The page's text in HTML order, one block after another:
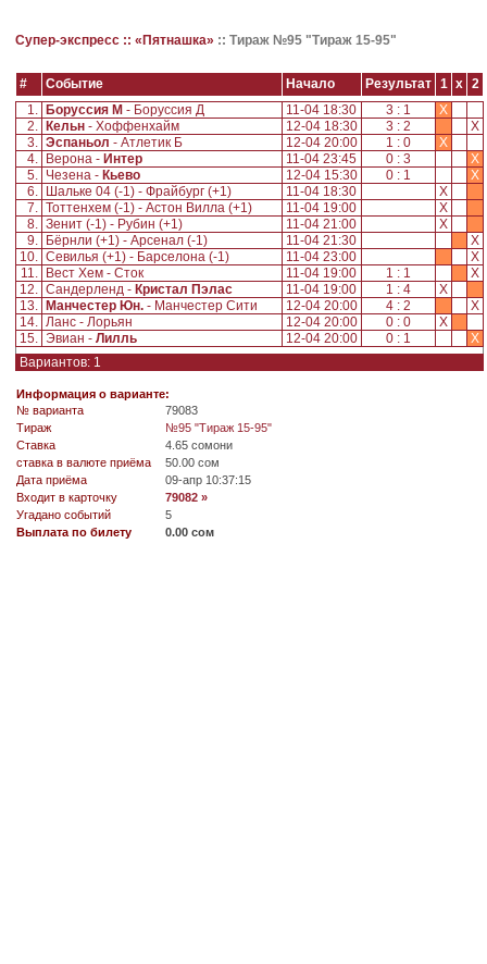
Супер-экспресс :: «Пятнашка» :: Тираж №95 "Тираж 15-95"
# Событие Начало Результат 1 x 2
1.
Боруссия М - Боруссия Д 11-04 18:30 3 : 1
X
2.
Кельн - Хоффенхайм 12-04 18:30 3 : 2
X
3. Эспаньол - Атлетик Б 12-04 20:00 1 : 0
X
4.
Верона - Интер 11-04 23:45 0 : 3
X
5. Чезена - Кьево 12-04 15:30 0 : 1
X
6.
Шальке 04 (-1) - Фрайбург (+1) 11-04 18:30
X
7. Тоттенхем (-1) - Астон Вилла (+1) 11-04 19:00
X
8. Зенит (-1) - Рубин (+1) 11-04 21:00
X
9.
Бёрнли (+1) - Арсенал (-1) 11-04 21:30
X
10. Севилья (+1) - Барселона (-1) 11-04 23:00
X
11.
Вест Хем - Сток 11-04 19:00 1 : 1
X
12. Сандерленд - Кристал Пэлас 11-04 19:00 1 : 4
X
13.
Манчестер Юн. - Манчестер Сити 12-04 20:00 4 : 2
X
14. Ланс - Лорьян 12-04 20:00 0 : 0
X
15. Эвиан - Лилль 12-04 20:00 0 : 1
X
Вариантов: 1
Информация о варианте:
№ варианта
79083
Tираж
№95 "Тираж 15-95"
Ставка
4.65 сомони
ставка в валюте приёма
50.00 сом
Дата приёма
09-апр 10:37:15
Входит в карточку
79082 »
Угадано событий
5
Выплата по билету
0.00 сом